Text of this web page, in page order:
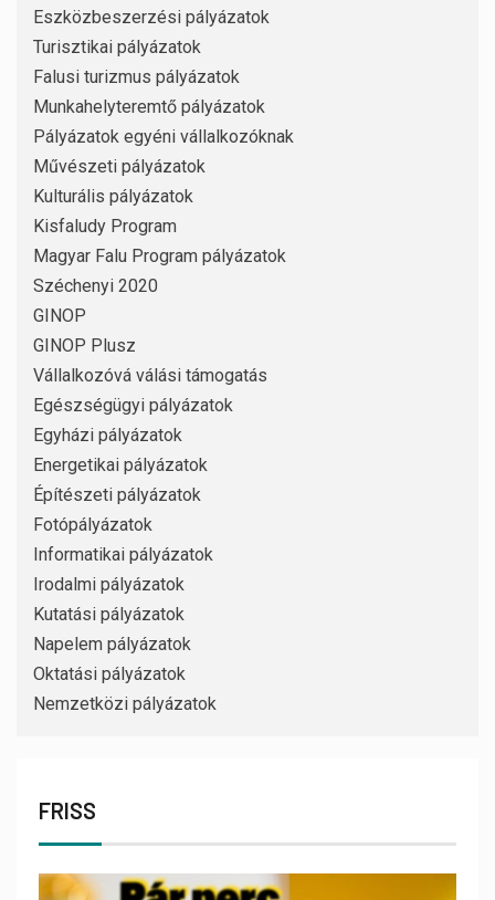
Eszközbeszerzési pályázatok
Turisztikai pályázatok
Falusi turizmus pályázatok
Munkahelyteremtő pályázatok
Pályázatok egyéni vállalkozóknak
Művészeti pályázatok
Kulturális pályázatok
Kisfaludy Program
Magyar Falu Program pályázatok
Széchenyi 2020
GINOP
GINOP Plusz
Vállalkozóvá válási támogatás
Egészségügyi pályázatok
Egyházi pályázatok
Energetikai pályázatok
Építészeti pályázatok
Fotópályázatok
Informatikai pályázatok
Irodalmi pályázatok
Kutatási pályázatok
Napelem pályázatok
Oktatási pályázatok
Nemzetközi pályázatok
FRISS